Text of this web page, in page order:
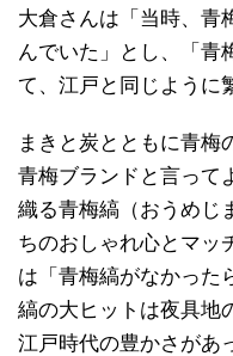
大倉さんは「当時、青
んでいた」とし、「青
て、江戸と同じように
まきと炭とともに青梅
青梅ブランドと言って
織る青梅縞（おうめじ
ちのおしゃれ心とマッ
は「青梅縞がなかった
縞の大ヒットは夜具地
江戸時代の豊かさがあ